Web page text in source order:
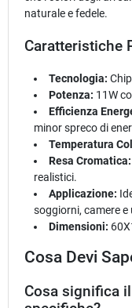
naturale e fedele.
Caratteristiche
Tecnologia:
Potenza: 11W
Efficienza
minor spreco di
Temperatura
Resa Cromatica:
realistici.
Applicazione:
soggiorni, camere e
Dimensioni:
Cosa Devi
Cosa significa